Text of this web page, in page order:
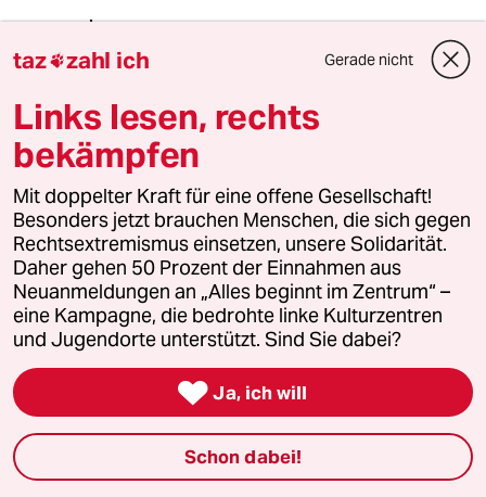
16.09.2021 16:57 Uhr
@tubalalao:
Hast du schon mal so einen Test
absolviert, dass du es wagst, solche
sätze auszusprechen? Denkst du eine
20 Jährige ihr ganzes Leben zuhause
verbringt. Natürlich nicht. Hier in
Deutschland gibt es viele
Deutschkurse und zudem konne man
später einen Nachweis bringen, dass
man einen deutsch Test erfolgreich
absolviert hat. Was wenn du nicht zu
deinem Partner gehen dürftest, wenn
du an so ein schwachsinn gescheitert
hättest. Dann wärst du genau so
verärgert. Das alles vergeudet viel
taz zahl ich Gerade nicht
Links lesen, rechts
bekämpfen
Mit doppelter Kraft für eine offene Gesellschaft!
Besonders jetzt brauchen Menschen, die sich gegen
Rechtsextremismus einsetzen, unsere Solidarität.
Daher gehen 50 Prozent der Einnahmen aus
Neuanmeldungen an „Alles beginnt im Zentrum“ –
eine Kampagne, die bedrohte linke Kulturzentren
und Jugendorte unterstützt. Sind Sie dabei?
 Ja, ich will
Schon dabei!